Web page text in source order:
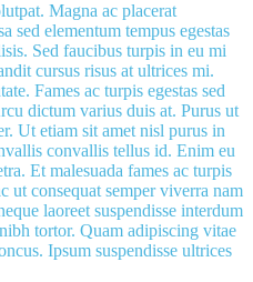
Magna ac placerat
sed elementum tempus egestas
Sed faucibus turpis in eu mi
cursus risus at ultrices mi.
Fames ac turpis egestas sed
dictum varius duis at. Purus ut
Ut etiam sit amet nisl purus in
convallis tellus id. Enim eu
Et malesuada fames ac turpis
ut consequat semper viverra nam
laoreet suspendisse interdum
tortor. Quam adipiscing vitae
Ipsum suspendisse ultrices